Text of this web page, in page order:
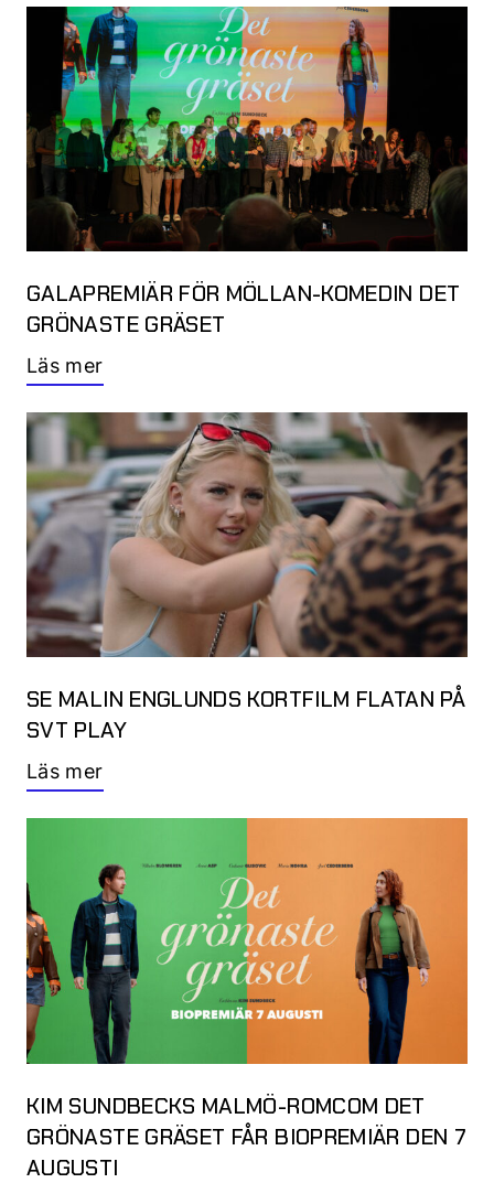
GALAPREMIÄR FÖR MÖLLAN-KOMEDIN DET
GRÖNASTE GRÄSET
Läs mer
SE MALIN ENGLUNDS KORTFILM FLATAN PÅ
SVT PLAY
Läs mer
KIM SUNDBECKS MALMÖ-ROMCOM DET
GRÖNASTE GRÄSET FÅR BIOPREMIÄR DEN 7
AUGUSTI